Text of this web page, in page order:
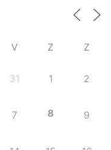
V Z Z
31 1 2
7 8 9